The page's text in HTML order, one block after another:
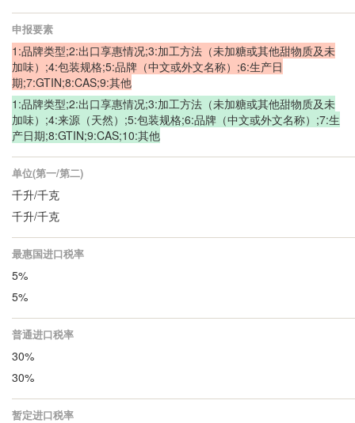
申报要素
1:品牌类型;2:出口享惠情况;3:加工方法（未加糖或其他甜物质及未
加味）;4:包装规格;5:品牌（中文或外文名称）;6:生产日
期;7:GTIN;8:CAS;9:其他
1:品牌类型;2:出口享惠情况;3:加工方法（未加糖或其他甜物质及未
加味）;4:来源（天然）;5:包装规格;6:品牌（中文或外文名称）;7:生
产日期;8:GTIN;9:CAS;10:其他
单位(第一/第二)
千升/千克
千升/千克
最惠国进口税率
5%
5%
普通进口税率
30%
30%
暂定进口税率